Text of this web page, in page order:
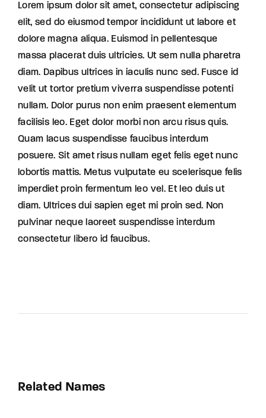
Lorem ipsum dolor sit amet, consectetur adipiscing
elit, sed do eiusmod tempor incididunt ut labore et
dolore magna aliqua. Euismod in pellentesque
massa placerat duis ultricies. Ut sem nulla pharetra
diam. Dapibus ultrices in iaculis nunc sed. Fusce id
velit ut tortor pretium viverra suspendisse potenti
nullam. Dolor purus non enim praesent elementum
facilisis leo. Eget dolor morbi non arcu risus quis.
Quam lacus suspendisse faucibus interdum
posuere. Sit amet risus nullam eget felis eget nunc
lobortis mattis. Metus vulputate eu scelerisque felis
imperdiet proin fermentum leo vel. Et leo duis ut
diam. Ultrices dui sapien eget mi proin sed. Non
pulvinar neque laoreet suspendisse interdum
consectetur libero id faucibus.
Related Names